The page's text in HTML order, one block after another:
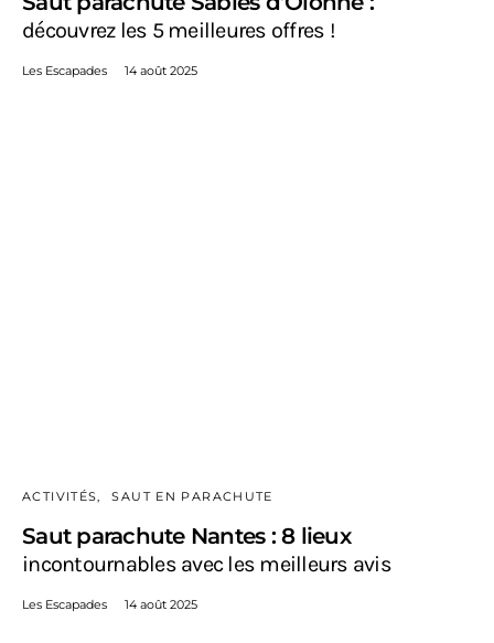
découvrez les 5 meilleures offres !
Les Escapades 14 août 2025
ACTIVITÉS SAUT EN PARACHUTE
Saut parachute Nantes : 8 lieux
incontournables avec les meilleurs avis
Les Escapades 14 août 2025